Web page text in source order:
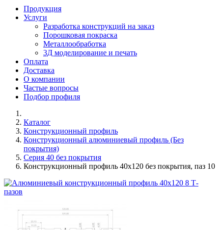
Продукция
Услуги
Разработка конструкций на заказ
Порошковая покраска
Металлообработка
3Д моделирование и печать
Оплата
Доставка
О компании
Частые вопросы
Подбор профиля
Каталог
Конструкционный профиль
Конструкционный алюминиевый профиль (Без
покрытия)
Серия 40 без покрытия
Конструкционный профиль 40х120 без покрытия, паз 10